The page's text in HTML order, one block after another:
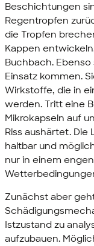
Beschichtungen
Regentropfen
die Tropfen
Kappen
Buchbach.
Einsatz kommen.
Wirkstoffe, die in
werden. Tritt eine
Mikrokapseln auf
Riss aushärtet.
haltbar und
nur in einem
Zunächst aber
Istzustand zu
aufzubauen.